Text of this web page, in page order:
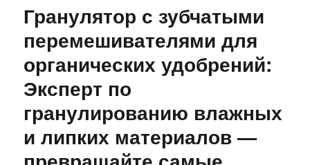
Гранулятор с зубчатыми
перемешивателями для
органических удобрений:
Эксперт по
гранулированию влажных
и липких материалов —